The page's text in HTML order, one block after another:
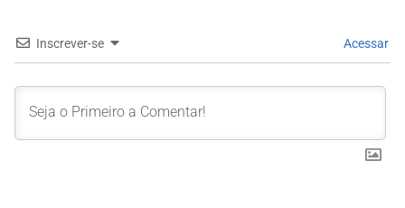
Inscrever-se Acessar